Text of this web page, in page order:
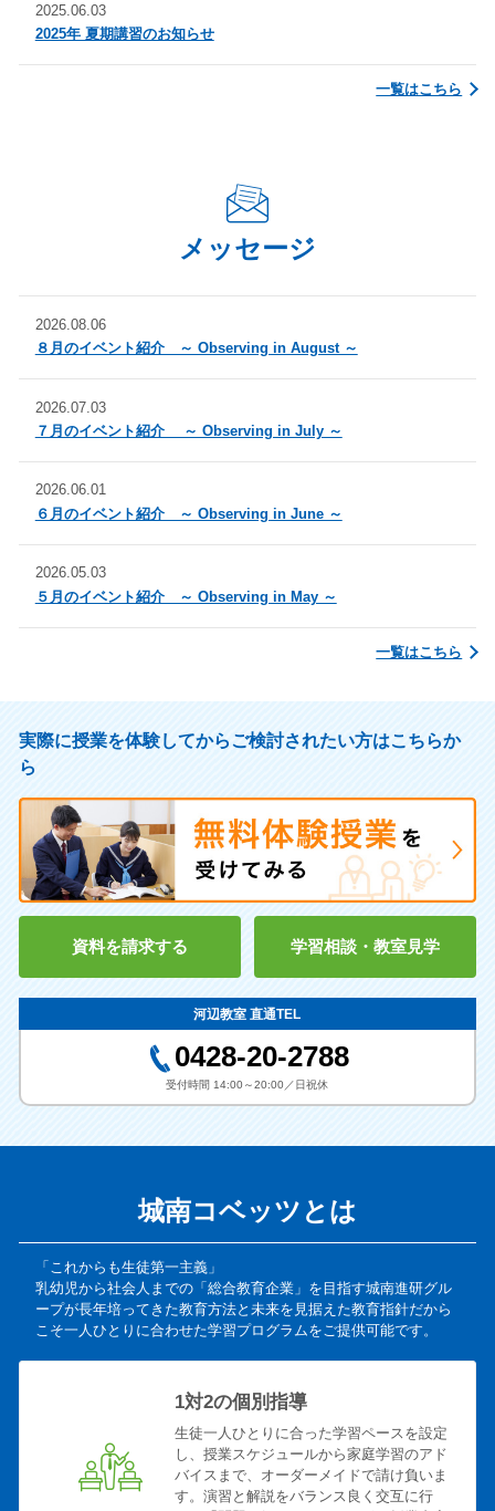
2025.06.03
2025年 夏期講習のお知らせ
一覧はこちら
メッセージ
2026.08.06
８月のイベント紹介 ～ Observing in August ～
2026.07.03
７月のイベント紹介 ～ Observing in July ～
2026.06.01
６月のイベント紹介 ～ Observing in June ～
2026.05.03
５月のイベント紹介 ～ Observing in May ～
一覧はこちら
実際に授業を体験してからご検討されたい方はこちらか
ら
資料を請求する 学習相談・教室見学
河辺教室 直通TEL
0428-20-2788
受付時間 14:00～20:00／日祝休
城南コベッツとは
「これからも生徒第一主義」
乳幼児から社会人までの「総合教育企業」を目指す城南進研グル
ープが長年培ってきた教育方法と未来を見据えた教育指針だから
こそ一人ひとりに合わせた学習プログラムをご提供可能です。
1対2の個別指導
生徒一人ひとりに合った学習ペースを設定
し、授業スケジュールから家庭学習のアド
バイスまで、オーダーメイドで請け負いま
す。演習と解説をバランス良く交互に行